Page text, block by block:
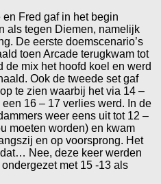
Fred gaf in het begin
als tegen Diemen, namelijk
De eerste doemscenario’s
toen Arcade terugkwam tot
de mix het hoofd koel en werd
Ook de tweede set gaf
te zien waarbij het via 14 –
16 – 17 verlies werd. In de
weer eens uit tot 12 –
moeten worden) en kwam
en op voorsprong. Het
Nee, deze keer werden
met 15 -13 als